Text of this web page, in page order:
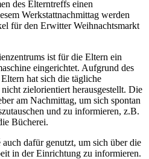
des Elterntreffs einen
Werkstattnachmittag werden
für den Erwitter Weihnachtsmarkt
ist für die Eltern ein
eingerichtet. Aufgrund des
hat sich die tägliche
zielorientiert herausgestellt. Die
am Nachmittag, um sich spontan
und zu informieren, z.B.
Bücherei.
dafür genutzt, um sich über die
in der Einrichtung zu informieren.